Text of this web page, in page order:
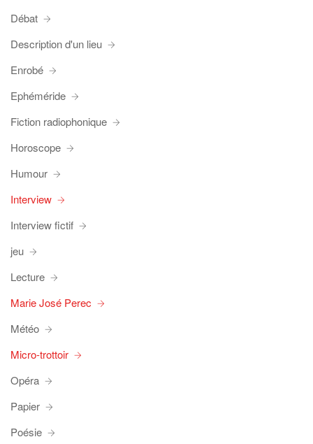
Débat
Description d'un lieu
Enrobé
Ephéméride
Fiction radiophonique
Horoscope
Humour
Interview
Interview fictif
jeu
Lecture
Marie José Perec
Météo
Micro-trottoir
Opéra
Papier
Poésie